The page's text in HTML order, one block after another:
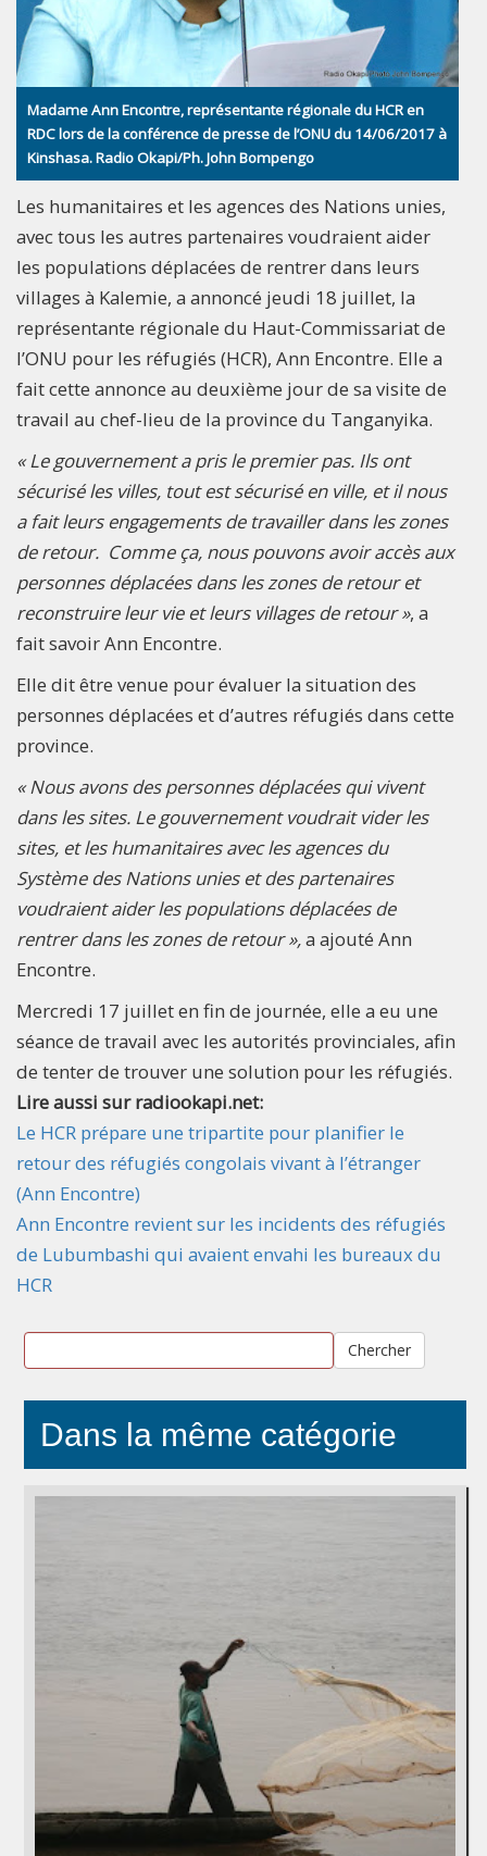
Madame Ann Encontre, représentante régionale du HCR en
RDC lors de la conférence de presse de l’ONU du 14/06/2017 à
Kinshasa. Radio Okapi/Ph. John Bompengo
Les humanitaires et les agences des Nations unies,
avec tous les autres partenaires voudraient aider
les populations déplacées de rentrer dans leurs
villages à Kalemie, a annoncé jeudi 18 juillet, la
représentante régionale du Haut-Commissariat de
l’ONU pour les réfugiés (HCR), Ann Encontre. Elle a
fait cette annonce au deuxième jour de sa visite de
travail au chef-lieu de la province du Tanganyika.
« Le gouvernement a pris le premier pas. Ils ont
sécurisé les villes, tout est sécurisé en ville, et il nous
a fait leurs engagements de travailler dans les zones
de retour. Comme ça, nous pouvons avoir accès aux
personnes déplacées dans les zones de retour et
reconstruire leur vie et leurs villages de retour », a
fait savoir Ann Encontre.
Elle dit être venue pour évaluer la situation des
personnes déplacées et d’autres réfugiés dans cette
province.
« Nous avons des personnes déplacées qui vivent
dans les sites. Le gouvernement voudrait vider les
sites, et les humanitaires avec les agences du
Système des Nations unies et des partenaires
voudraient aider les populations déplacées de
rentrer dans les zones de retour »,a ajouté Ann
Encontre.
Mercredi 17 juillet en fin de journée, elle a eu une
séance de travail avec les autorités provinciales, afin
de tenter de trouver une solution pour les réfugiés.
Lire aussi sur radiookapi.net:
Le HCR prépare une tripartite pour planifier le
retour des réfugiés congolais vivant à l’étranger
(Ann Encontre)
Ann Encontre revient sur les incidents des réfugiés
de Lubumbashi qui avaient envahi les bureaux du
HCR
Chercher
Dans la même catégorie